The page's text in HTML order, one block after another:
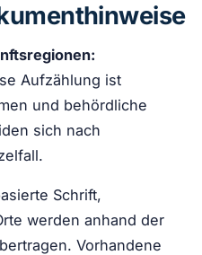
Aufzählung ist
und behördliche
sich nach
Schrift,
werden anhand der
Vorhandene